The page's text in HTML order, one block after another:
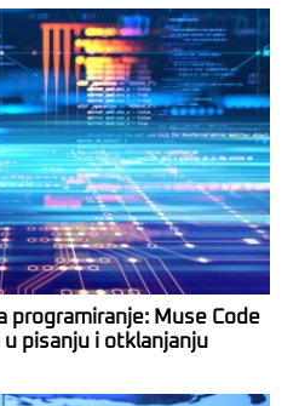
programiranje: Muse Code
pisanju i otklanjanju